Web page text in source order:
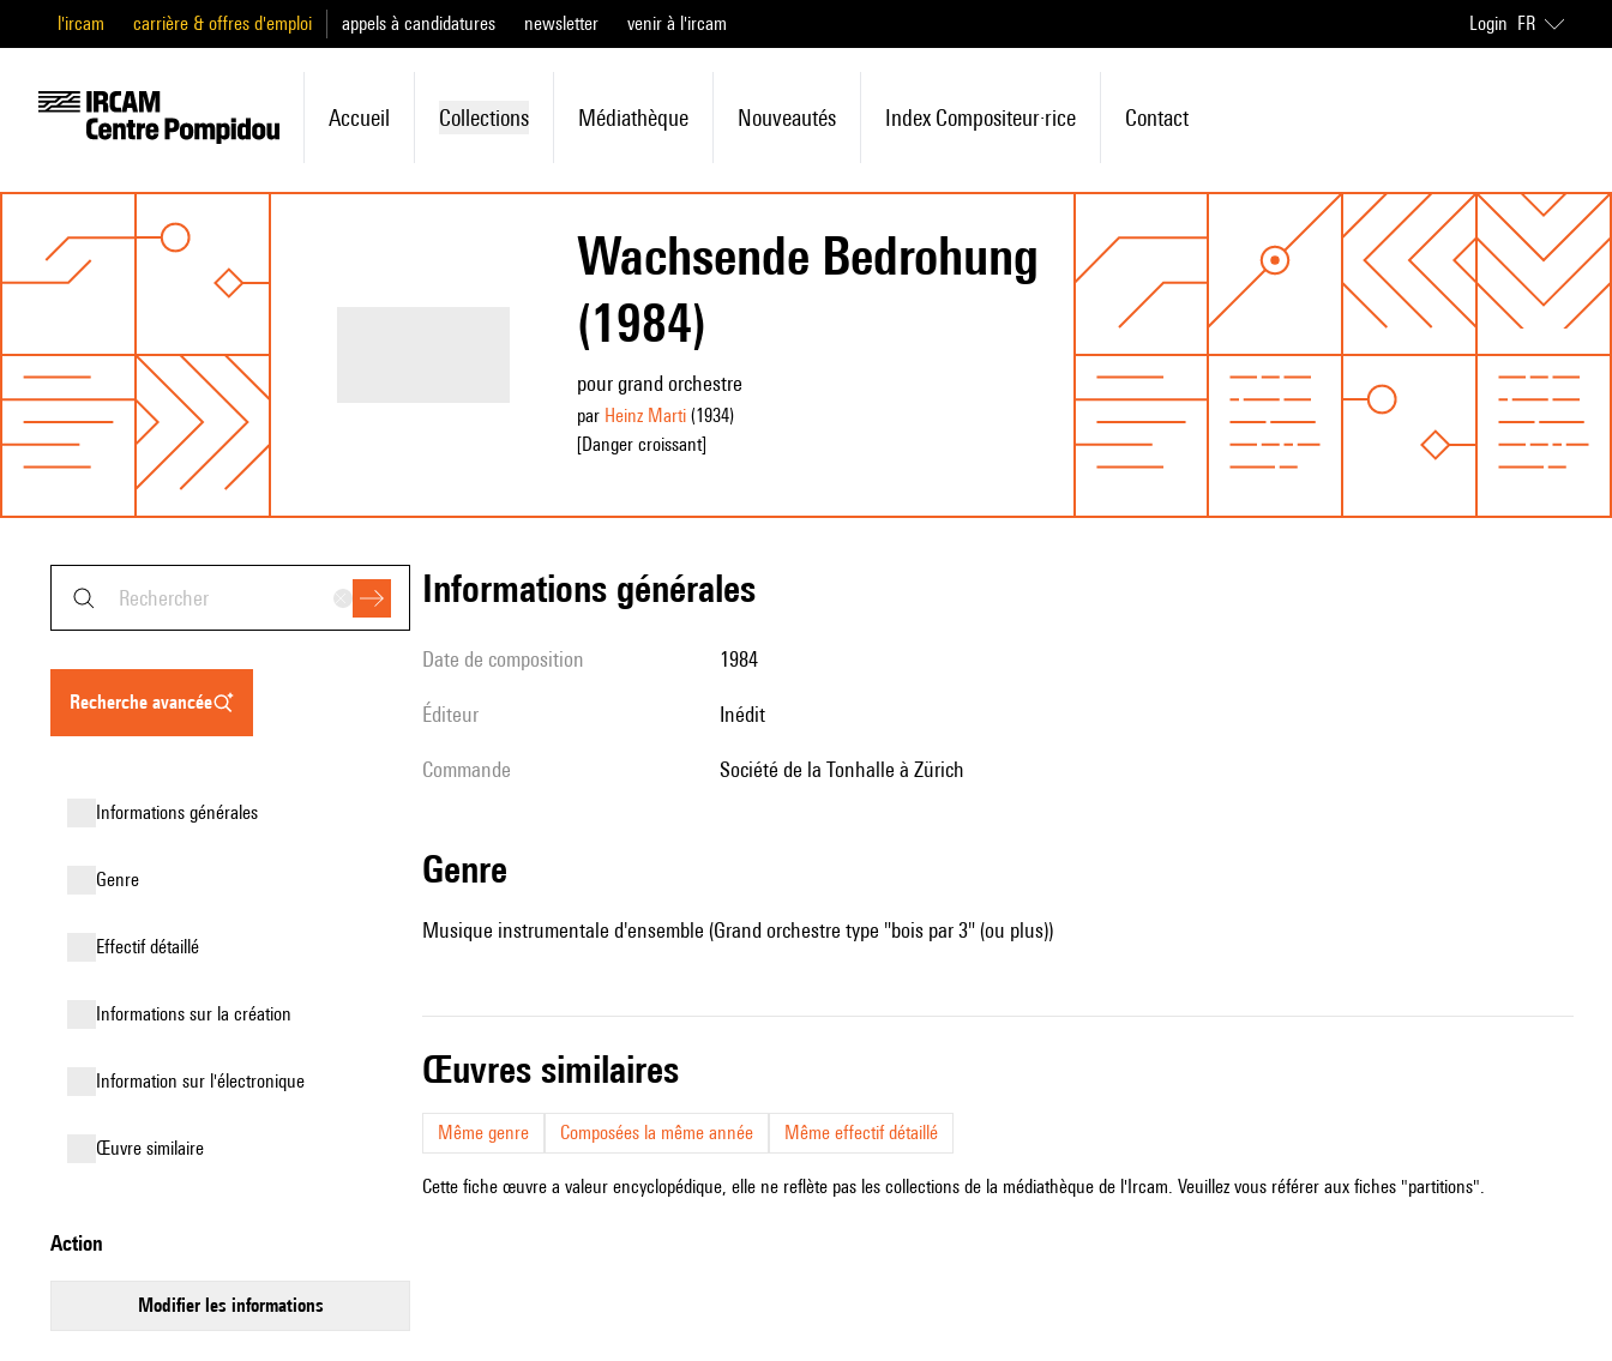
l'ircam carrière & offres d'emploi appels à candidatures newsletter venir à l'ircam Login FR
Accueil Collections Médiathèque Nouveautés Index Compositeur·rice Contact
Wachsende Bedrohung
(1984)
pour grand orchestre
par Heinz Marti(1934)
[Danger croissant]
recherche avancée
informations générales
genre
effectif détaillé
informations sur la création
Information sur l'électronique
œuvre similaire
action
modifier les informations
informations générales
date de composition 1984
éditeur Inédit
Commande Société de la Tonhalle à Zürich
genre
Musique instrumentale d'ensemble (Grand orchestre type "bois par 3" (ou plus))
œuvres similaires
Même genre Composées la même année Même effectif détaillé
Cette fiche œuvre a valeur encyclopédique, elle ne reflète pas les collections de la médiathèque de l'Ircam. Veuillez vous référer aux fiches "partitions".